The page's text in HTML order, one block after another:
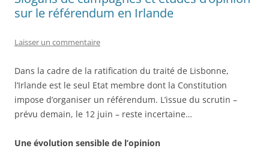
sur le référendum en Irlande
Laisser un commentaire
Dans la cadre de la ratification du traité de Lisbonne,
l’Irlande est le seul Etat membre dont la Constitution
impose d’organiser un référendum. L’issue du scrutin –
prévu demain, le 12 juin – reste incertaine…
Une évolution sensible de l’opinion